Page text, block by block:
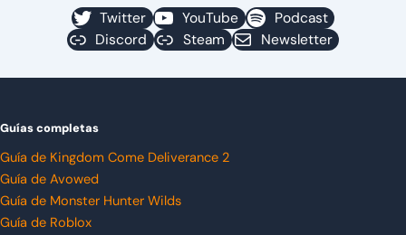
Twitter YouTube
Podcast
Discord
Steam Newsletter
Guías completas
Guía de Kingdom Come Deliverance 2
Guía de Avowed
Guía de Monster Hunter Wilds
Guía de Roblox